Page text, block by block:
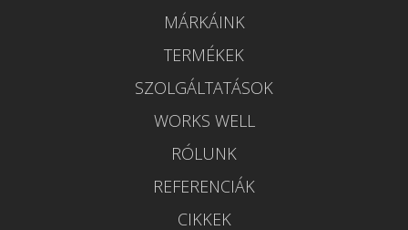
MÁRKÁINK
TERMÉKEK
SZOLGÁLTATÁSOK
WORKS WELL
RÓLUNK
REFERENCIÁK
CIKKEK